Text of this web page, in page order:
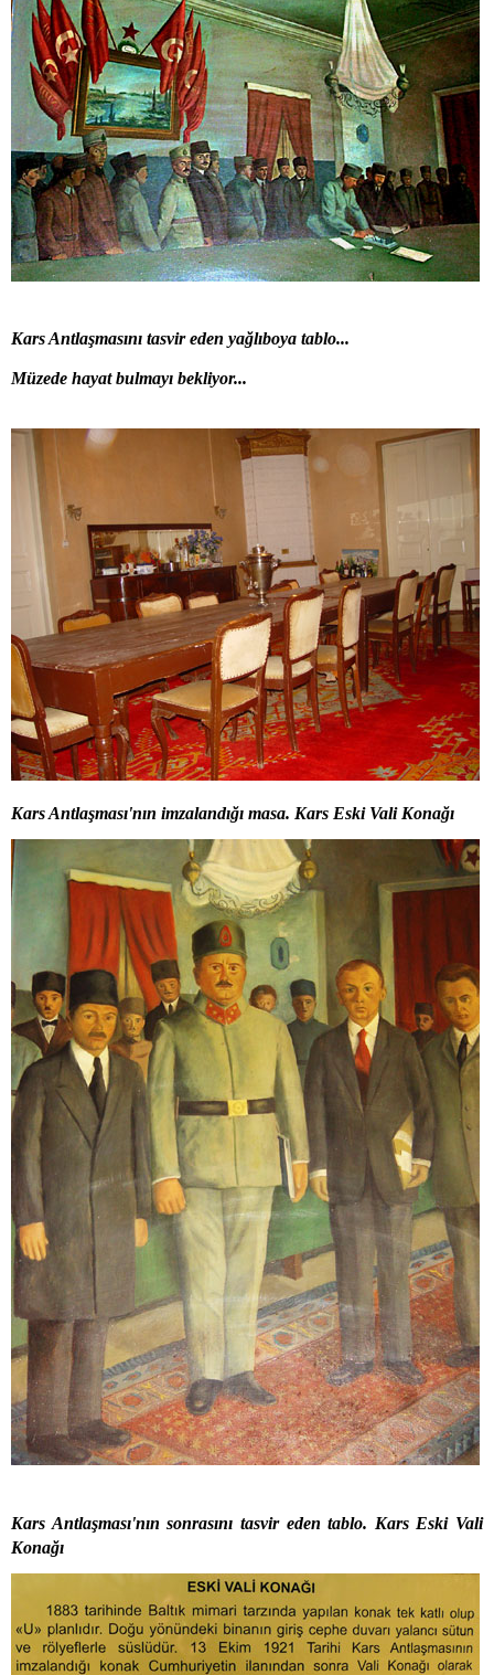
Kars Antlaşmasını tasvir eden yağlıboya tablo...
Müzede hayat bulmayı bekliyor...
Kars Antlaşması'nın imzalandığı masa. Kars Eski Vali Konağı
Kars Antlaşması'nın sonrasını tasvir eden tablo. Kars Eski Vali
Konağı